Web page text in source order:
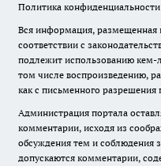
Политика
Вся информация, размещенная
соответствии с
подлежит использованию
том числе воспроизведению,
как с письменного разрешения
Администрация портала
комментарии, исходя из
обсуждения тем и соблюдения
допускаются комментарии,